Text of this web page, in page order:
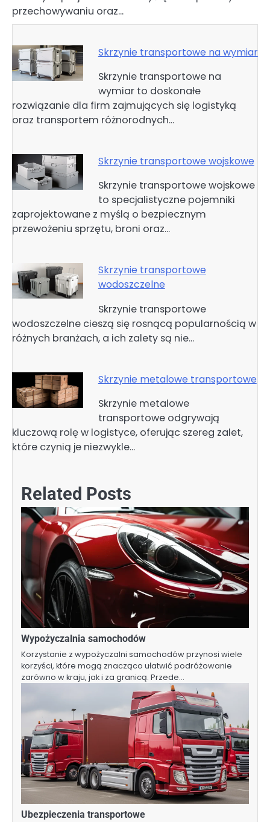
przechowywaniu oraz…
Skrzynie transportowe na wymiar
Skrzynie transportowe na
wymiar to doskonałe
rozwiązanie dla firm zajmujących się logistyką
oraz transportem różnorodnych…
Skrzynie transportowe wojskowe
Skrzynie transportowe wojskowe
to specjalistyczne pojemniki
zaprojektowane z myślą o bezpiecznym
przewożeniu sprzętu, broni oraz…
Skrzynie transportowe
wodoszczelne
Skrzynie transportowe
wodoszczelne cieszą się rosnącą popularnością w
różnych branżach, a ich zalety są nie…
Skrzynie metalowe transportowe
Skrzynie metalowe
transportowe odgrywają
kluczową rolę w logistyce, oferując szereg zalet,
które czynią je niezwykle…
Related Posts
Wypożyczalnia samochodów
Korzystanie z wypożyczalni samochodów przynosi wiele
korzyści, które mogą znacząco ułatwić podróżowanie
zarówno w kraju, jak i za granicą. Przede…
Ubezpieczenia transportowe